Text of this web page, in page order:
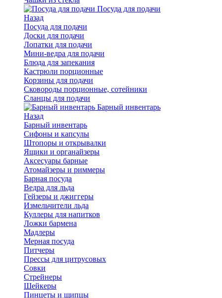
Посуда для подачи
Назад
Посуда для подачи
Доски для подачи
Лопатки для подачи
Мини-ведра для подачи
Блюда для запекания
Кастрюли порционные
Корзины для подачи
Сковороды порционные, сотейники
Сланцы для подачи
Барный инвентарь
Назад
Барный инвентарь
Сифоны и капсулы
Штопоры и открывалки
Ящики и органайзеры
Аксесуары барные
Атомайзеры и риммеры
Барная посуда
Ведра для льда
Гейзеры и джиггеры
Измельчители льда
Куллеры для напитков
Ложки бармена
Мадлеры
Мерная посуда
Питчеры
Прессы для цитрусовых
Совки
Стрейнеры
Шейкеры
Пинцеты и щипцы